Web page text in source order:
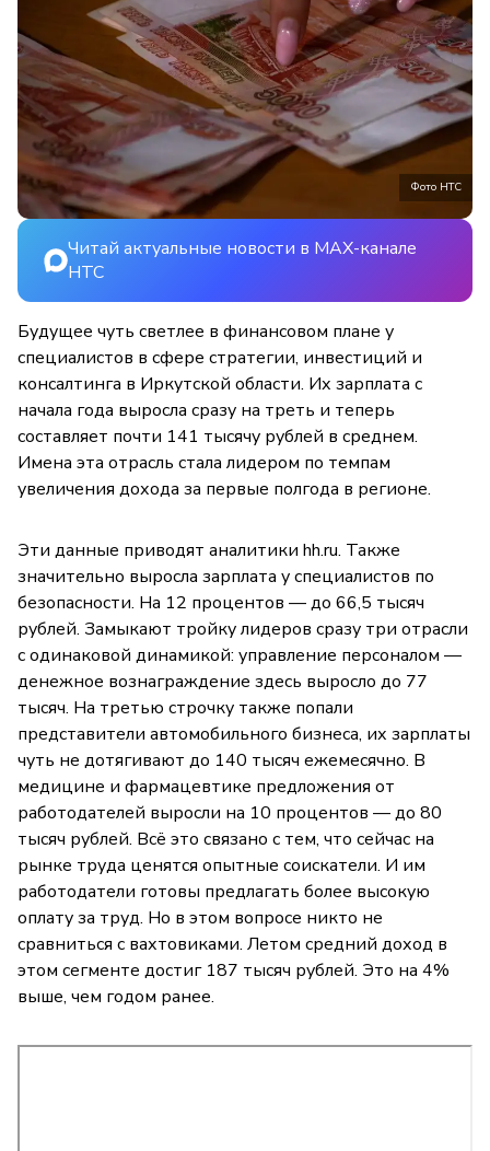
Фото НТС
Читай актуальные новости в MAX-канале
НТС
Будущее чуть светлее в финансовом плане у
специалистов в сфере стратегии, инвестиций и
консалтинга в Иркутской области. Их зарплата с
начала года выросла сразу на треть и теперь
составляет почти 141 тысячу рублей в среднем.
Имена эта отрасль стала лидером по темпам
увеличения дохода за первые полгода в регионе.
Эти данные приводят аналитики hh.ru. Также
значительно выросла зарплата у специалистов по
безопасности. На 12 процентов — до 66,5 тысяч
рублей. Замыкают тройку лидеров сразу три отрасли
с одинаковой динамикой: управление персоналом —
денежное вознаграждение здесь выросло до 77
тысяч. На третью строчку также попали
представители автомобильного бизнеса, их зарплаты
чуть не дотягивают до 140 тысяч ежемесячно. В
медицине и фармацевтике предложения от
работодателей выросли на 10 процентов — до 80
тысяч рублей. Всё это связано с тем, что сейчас на
рынке труда ценятся опытные соискатели. И им
работодатели готовы предлагать более высокую
оплату за труд. Но в этом вопросе никто не
сравниться с вахтовиками. Летом средний доход в
этом сегменте достиг 187 тысяч рублей. Это на 4%
выше, чем годом ранее.